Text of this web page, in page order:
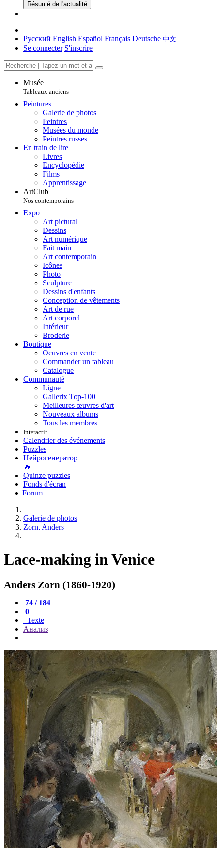
Résumé de l'actualité
Русский English Español Français Deutsche 中文
Se connecter S'inscrire
Musée
Tableaux anciens
Peintures
Galerie de photos
Peintres
Musées du monde
Peintres russes
En train de lire
Livres
Encyclopédie
Films
Apprentissage
ArtClub
Nos contemporains
Expo
Art pictural
Dessins
Art numérique
Fait main
Art contemporain
Icônes
Photo
Sculpture
Dessins d'enfants
Conception de vêtements
Art de rue
Art corporel
Intérieur
Broderie
Boutique
Oeuvres en vente
Commander un tableau
Catalogue
Communauté
Ligne
Gallerix Top-100
Meilleures œuvres d'art
Nouveaux albums
Tous les membres
Interactif
Calendrier des événements
Puzzles
Нейрогенератор
🔥
Quinze puzzles
Fonds d'écran
Forum
Galerie de photos
Zorn, Anders
Lace-making in Venice
Anders Zorn (1860-1920)
74 / 184
0
Texte
Анализ